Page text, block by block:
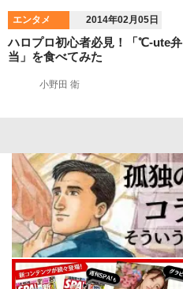
エンタメ 2014年02月05日
ハロプロ初心者必見！「℃-ute弁
当」を食べてみた
小野田 衛